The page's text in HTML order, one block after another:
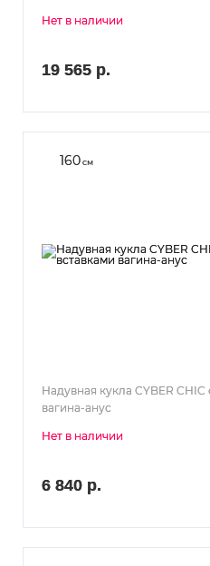
Нет в наличии
19 565 р.
160см
Надувная кукла CYBER
вагина-анус
Нет в наличии
6 840 р.